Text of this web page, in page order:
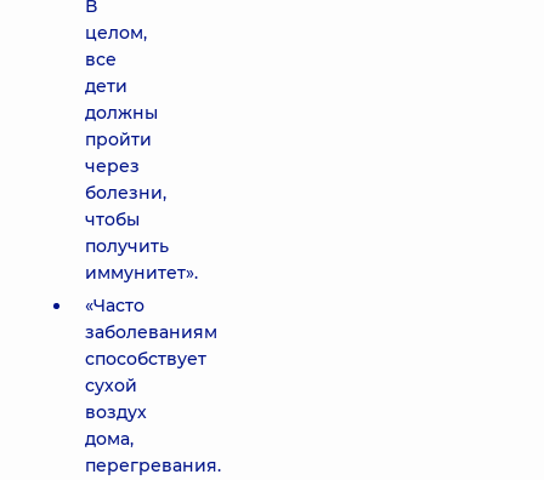
В
целом,
все
дети
должны
пройти
через
болезни,
чтобы
получить
иммунитет».
«Часто
заболеваниям
способствует
сухой
воздух
дома,
перегревания.